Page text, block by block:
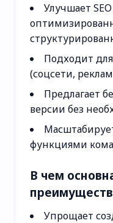
Улучшает
Подходит
(соцсети,
Предлагает
версии без
функциями
В чем
Упрощает